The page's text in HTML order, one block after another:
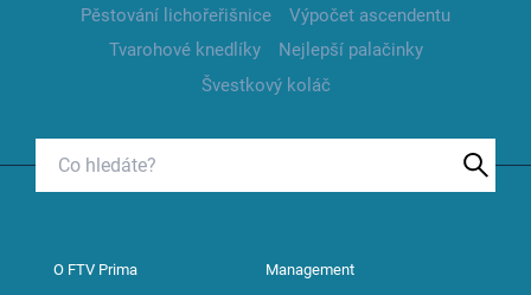
Pěstování lichořeřišnice
Výpočet ascendentu
Tvarohové knedlíky
Nejlepší palačinky
Švestkový koláč
O FTV Prima Management